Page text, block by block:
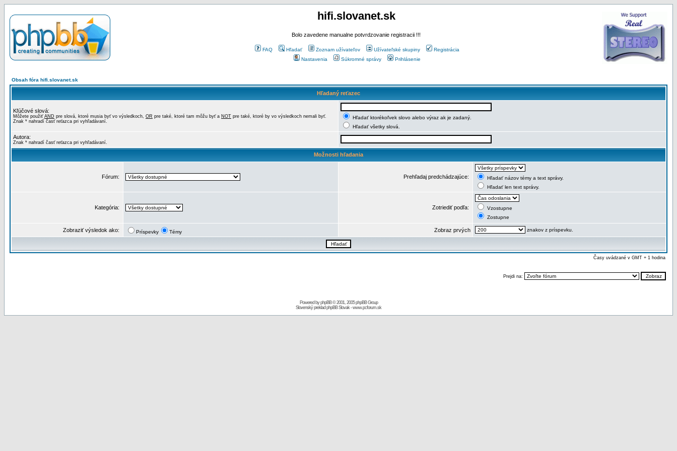
hifi.slovanet.sk
Bolo zavedene manualne potvrdzovanie registracii !!!
FAQ Hľadať Zoznam užívateľov Užívateľské skupiny
Registrácia
Nastavenia
Súkromné správy Prihlásenie
Obsah fóra hifi.slovanet.sk
Hľadaný reťazec
Kľúčové slová:
Môžete použiť AND pre slová, ktoré musia byť vo výsledkoch, OR pre také, ktoré tam môžu byť a NOT pre také, ktoré by vo výsledkoch nemali byť.
Znak * nahradí časť reťazca pri vyhľadávaní.
Hľadať ktorékoľvek slovo alebo výraz ak je zadaný.
Hľadať všetky slová.
Autora:
Znak * nahradí časť reťazca pri vyhľadávaní.
Možnosti hľadania
Fórum: Prehľadaj predchádzajúce:
Hľadať názov témy a text správy.
Hľadať len text správy.
Kategória: Zotriediť podľa:
Vzostupne
Zostupne
Zobraziť výsledok ako: Príspevky Témy Zobraz prvých znakov z príspevku.
Časy uvádzané v GMT + 1 hodina
Prejdi na:
Powered byphpBB© 2001, 2005 phpBB Group
Slovenský preklad phpBB Slovak-www.pcforum.sk